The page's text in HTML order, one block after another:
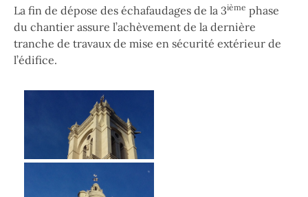
La fin de dépose des échafaudages de la 3ième phase
du chantier assure l’achèvement de la dernière
tranche de travaux de mise en sécurité extérieur de
l’édifice.